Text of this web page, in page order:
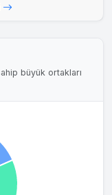
büyük ortakları